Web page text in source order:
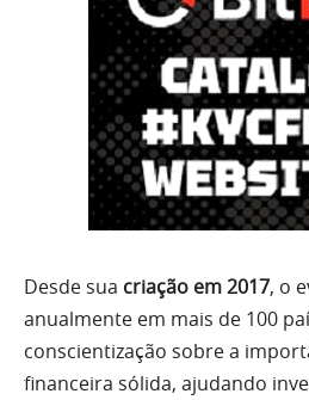
Desde sua criação em 2017, o
anualmente em mais de 100
conscientização sobre a
financeira sólida, ajudando